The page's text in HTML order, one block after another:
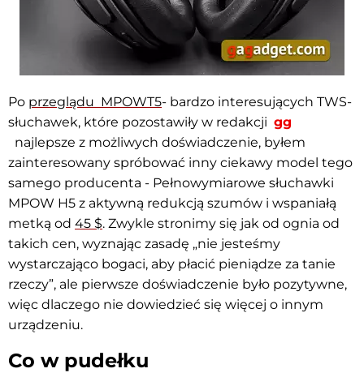
Po przeglądu MPOWT5- bardzo interesujących TWS-
słuchawek, które pozostawiły w redakcji gg
najlepsze z możliwych doświadczenie, byłem
zainteresowany spróbować inny ciekawy model tego
samego producenta - Pełnowymiarowe słuchawki
MPOW H5 z aktywną redukcją szumów i wspaniałą
metką od 45 $. Zwykle stronimy się jak od ognia od
takich cen, wyznając zasadę „nie jesteśmy
wystarczająco bogaci, aby płacić pieniądze za tanie
rzeczy”, ale pierwsze doświadczenie było pozytywne,
więc dlaczego nie dowiedzieć się więcej o innym
urządzeniu.
Co w pudełku